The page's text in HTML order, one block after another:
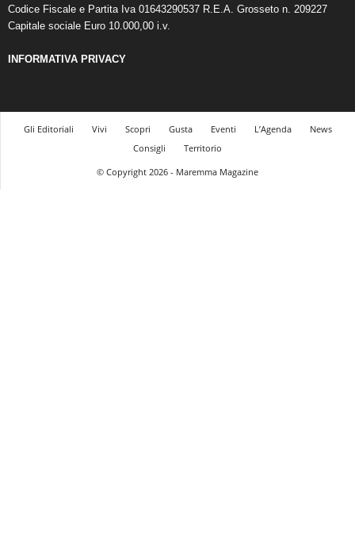
Codice Fiscale e Partita Iva 01643290537 R.E.A. Grosseto n. 209227
Capitale sociale Euro 10.000,00 i.v.
INFORMATIVA PRIVACY
Gli Editoriali Vivi Scopri Gusta Eventi L’Agenda
News
Consigli
Territorio
© Copyright 2026 - Maremma Magazine